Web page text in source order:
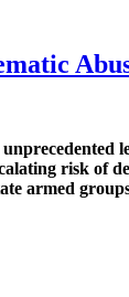
risk of
armed